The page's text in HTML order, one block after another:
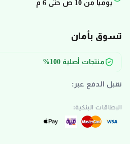
يومياً من 10 ص حتى 6 م
تسوق بأمان
منتجات أصلية 100%
نقبل الدفع عبر:
البطاقات البنكية: